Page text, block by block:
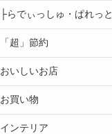
├らでぃっしゅ・ぱれっと
「超」節約
おいしいお店
お買い物
インテリア